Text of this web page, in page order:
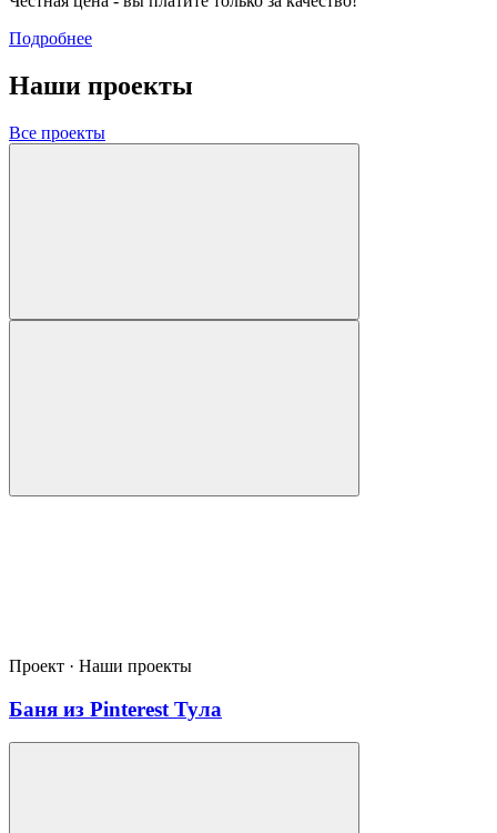
Подробнее
Наши проекты
Все проекты
Проект · Наши проекты
Баня из Pinterest Тула